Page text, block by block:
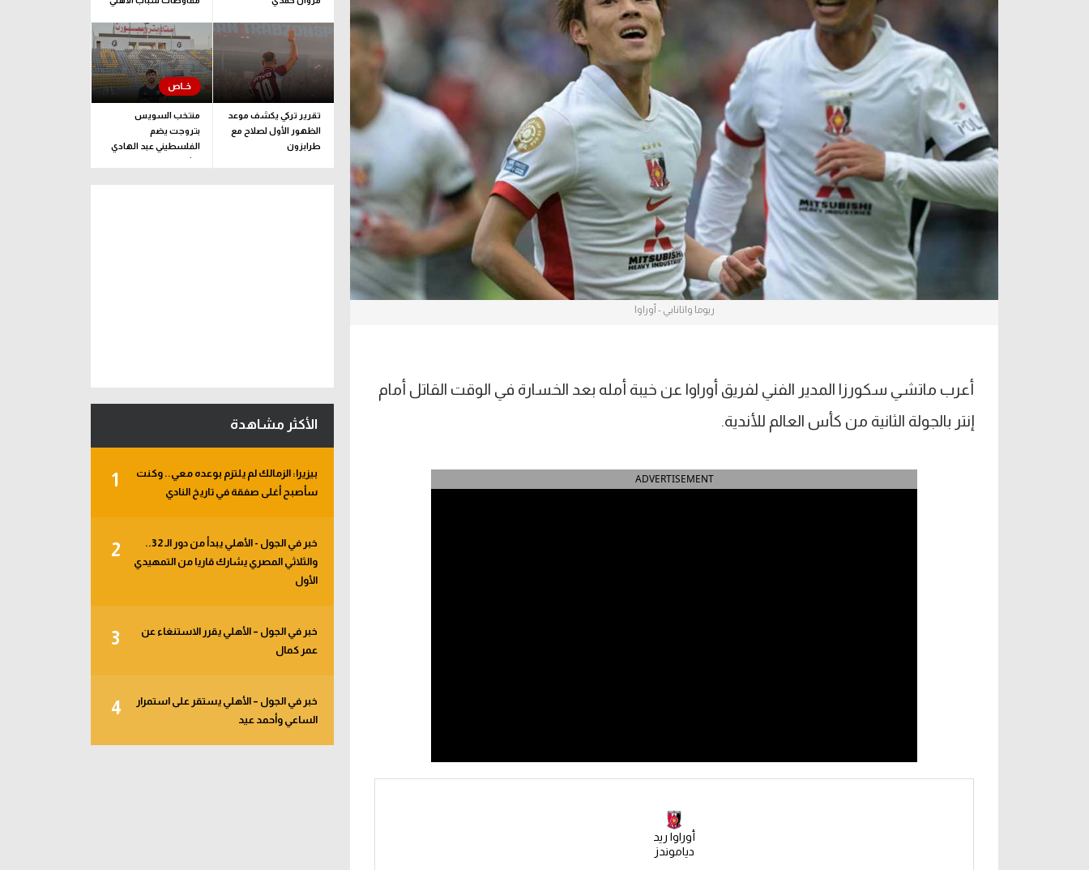
ركن الألعاب
الدوري السعودي للمحترفين
دوري أبطال أوروبا
دوري أبطال إفريقيا
كل البطولات
دوري أبطال أوروبا
رياضات أخرى
ركن الألعاب
ريوما واتانابي - أوراوا
أعرب ماتشي سكورزا المدير الفني لفريق أوراوا عن خيبة أمله بعد الخسارة في الوقت القاتل أمام
إنتر بالجولة الثانية من كأس العالم للأندية.
ADVERTISEMENT
أوراوا ريد
دياموندز
تقرير تركي يكشف موعد
الظهور الأول لصلاح مع
طرابزون
منتخب السويس
بتروجت يضم
الفلسطيني عبد الهادي
راشد
الأكثر مشاهدة
1
بيزيرا: الزمالك لم يلتزم بوعده معي.. وكنت
سأصبح أغلى صفقة في تاريخ النادي
2
خبر في الجول - الأهلي يبدأ من دور الـ 32..
والثلاثي المصري يشارك قاريا من التمهيدي
الأول
3
خبر في الجول – الأهلي يقرر الاستنغاء عن
عمر كمال
4
خبر في الجول – الأهلي يستقر على استمرار
الساعي وأحمد عيد